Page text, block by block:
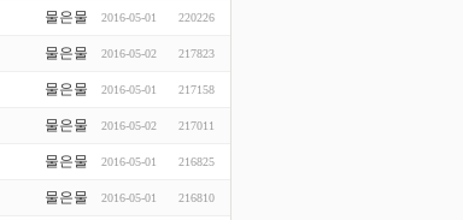
물은물 2016-05-01 220226
물은물 2016-05-02 217823
물은물 2016-05-01 217158
물은물 2016-05-02 217011
물은물 2016-05-01 216825
물은물 2016-05-01 216810